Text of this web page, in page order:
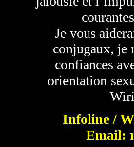
Je vous
conjugaux, je
confiances
orientation
Infoline /
Email: